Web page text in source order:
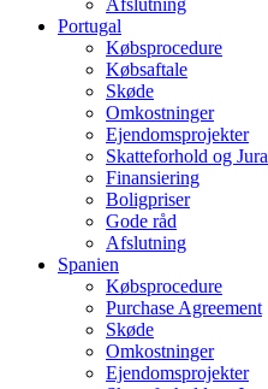
Portugal
Købsprocedure
Købsaftale
Skøde
Omkostninger
Ejendomsprojekter
Skatteforhold og Jura
Finansiering
Boligpriser
Gode råd
Afslutning
Spanien
Købsprocedure
Purchase Agreement
Skøde
Omkostninger
Ejendomsprojekter